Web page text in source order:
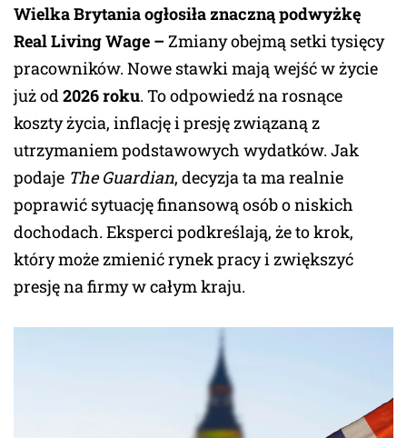
Wielka Brytania ogłosiła znaczną podwyżkę
Real Living Wage – Zmiany obejmą setki tysięcy
pracowników. Nowe stawki mają wejść w życie
już od2026 roku. To odpowiedź na rosnące
koszty życia, inflację i presję związaną z
utrzymaniem podstawowych wydatków. Jak
podaje The Guardian, decyzja ta ma realnie
poprawić sytuację finansową osób o niskich
dochodach. Eksperci podkreślają, że to krok,
który może zmienić rynek pracy i zwiększyć
presję na firmy w całym kraju.